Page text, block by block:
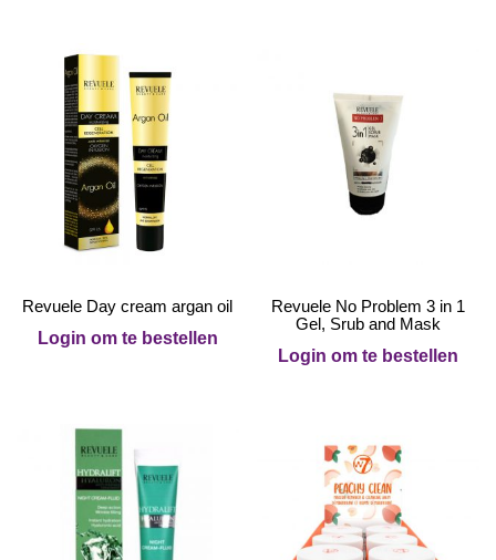
Revuele Day cream argan oil
Login om te bestellen
Revuele No Problem 3 in 1
Gel, Srub and Mask
Login om te bestellen